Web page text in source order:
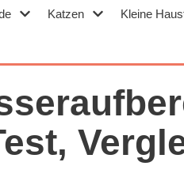
Katzen Kleine